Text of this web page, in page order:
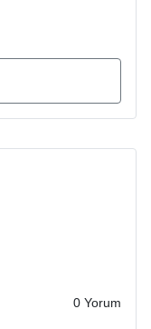
0 Yorum